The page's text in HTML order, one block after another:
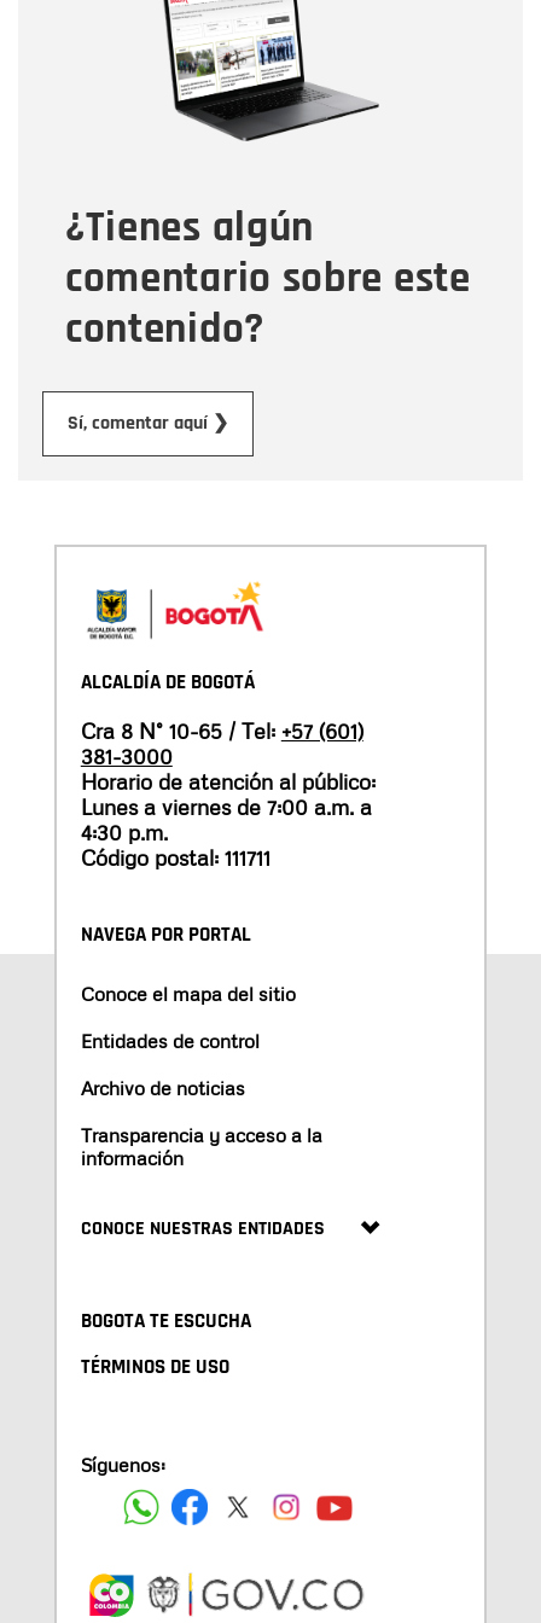
¿Tienes algún
comentario sobre este
contenido?
Sí, comentar aquí ❯
Correo electrónico
Tipo de comentario
Mensaje
ALCALDÍA DE BOGOTÁ
Cra 8 N° 10-65 / Tel: +57 (601)
381-3000
Horario de atención al público:
Lunes a viernes de 7:00 a.m. a
4:30 p.m.
Código postal: 111711
NAVEGA POR PORTAL
Conoce el mapa del sitio
Entidades de control
Archivo de noticias
Transparencia y acceso a la
información
CONOCE NUESTRAS ENTIDADES
BOGOTA TE ESCUCHA
TÉRMINOS DE USO
Síguenos: